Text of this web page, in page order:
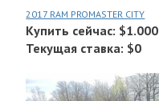
2017 RAM PROMASTER CITY
Купить сейчас: $1.000
Текущая ставка: $0